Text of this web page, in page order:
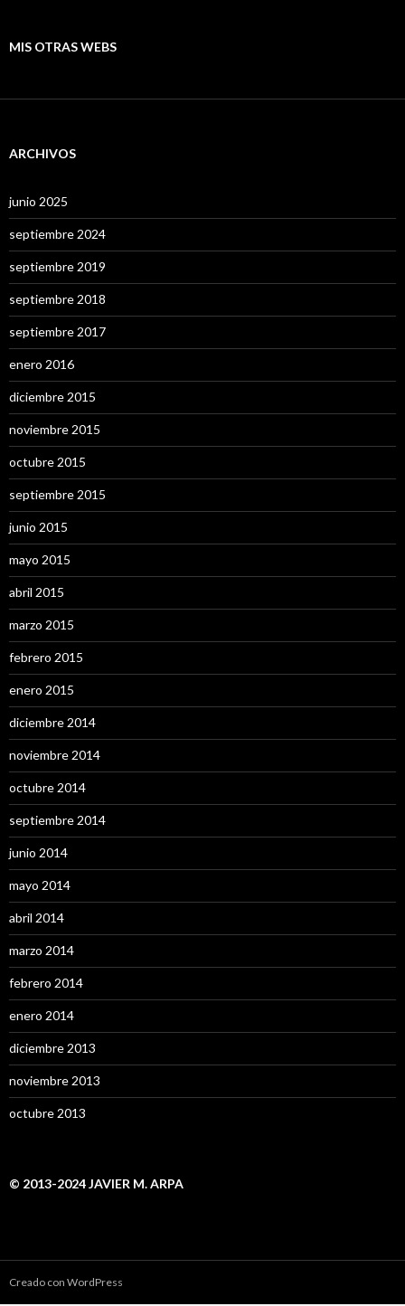
MIS OTRAS WEBS
ARCHIVOS
junio 2025
septiembre 2024
septiembre 2019
septiembre 2018
septiembre 2017
enero 2016
diciembre 2015
noviembre 2015
octubre 2015
septiembre 2015
junio 2015
mayo 2015
abril 2015
marzo 2015
febrero 2015
enero 2015
diciembre 2014
noviembre 2014
octubre 2014
septiembre 2014
junio 2014
mayo 2014
abril 2014
marzo 2014
febrero 2014
enero 2014
diciembre 2013
noviembre 2013
octubre 2013
© 2013-2024 JAVIER M. ARPA
Creado con WordPress